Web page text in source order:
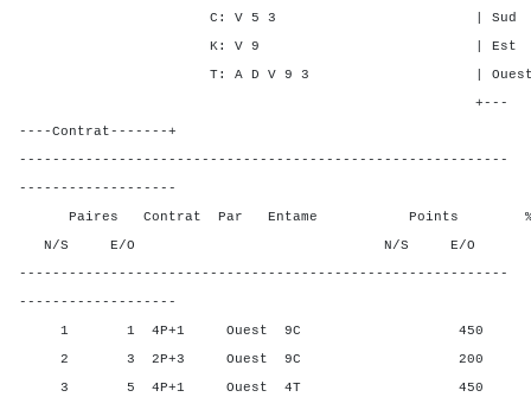
C: V 5 3 | Sud - -
K: V 9 | Est 1 5
T: A D V 9 3 | Ouest 1
+---
----Contrat-------+
-----------------------------------------------------------
-------------------
Paires Contrat Par Entame Points %
N/S E/O N/S E/O N/
-----------------------------------------------------------
-------------------
1 1 4P+1 Ouest 9C 450
2 3 2P+3 Ouest 9C 200
3 5 4P+1 Ouest 4T 450